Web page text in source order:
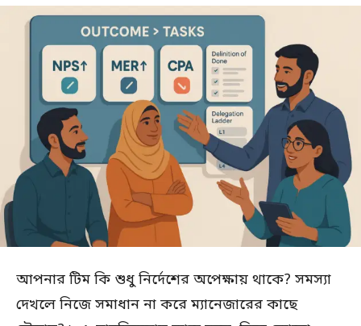
আপনার টিম কি শুধু নির্দেশের অপেক্ষায় থাকে? সমস্যা
দেখলে নিজে সমাধান না করে ম্যানেজারের কাছে